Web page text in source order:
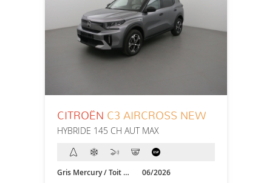
CITROËN C3 AIRCROSS NEW
HYBRIDE 145 CH AUT MAX
Gris Mercury / Toit Noir
06/2026